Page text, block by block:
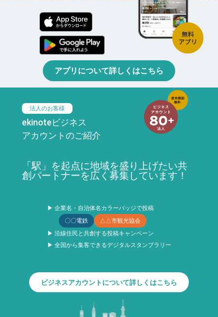
アプリについて詳しくはこちら
法人のお客様
ekinoteビジネス
アカウントのご紹介
「駅」を起点に地域を盛り上げたい共
創パートナーを広く募集しています！
▶ 企業名・自治体名カラーバッジで投稿
〇〇電鉄
△△市観光協会
▶ 沿線住民と共創する投稿キャンペーン
▶ 全国から集客できるデジタルスタンプラリー
ビジネスアカウントについて詳しくはこちら